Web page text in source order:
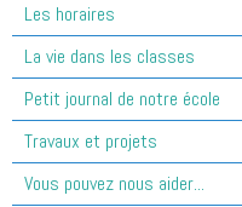
Les horaires
La vie dans les classes
Petit journal de notre école
Travaux et projets
Vous pouvez nous aider...